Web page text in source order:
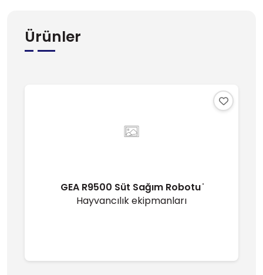
Ürünler
GEA R9500 Süt Sağım Robotu ̇
Hayvancılık ekipmanları